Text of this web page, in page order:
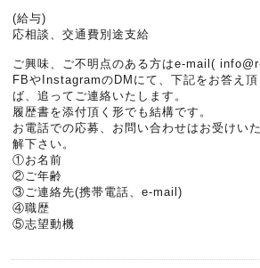
(給与)
応相談、交通費別途支給
ご興味、ご不明点のある方はe-mail(
FBやInstagramのDMにて、下記をお答え頂
ば、追ってご連絡いたします。
履歴書を添付頂く形でも結構です。
お電話での応募、お問い合わせはお受けい
解下さい。
①お名前
②ご年齢
③ご連絡先(携帯電話、e-mail)
④職歴
⑤志望動機